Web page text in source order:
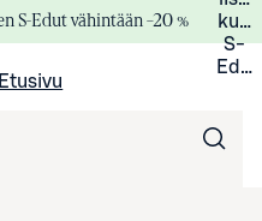
S-Edut vähintään –20 %
S-
Etusivu